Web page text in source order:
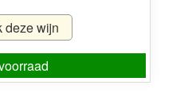
deze wijn